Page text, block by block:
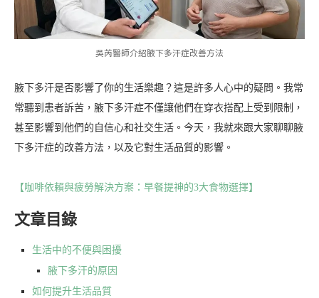
吳芮醫師介紹腋下多汗症改善方法
腋下多汗是否影響了你的生活樂趣？這是許多人心中的疑問。我常
常聽到患者訴苦，腋下多汗症不僅讓他們在穿衣搭配上受到限制，
甚至影響到他們的自信心和社交生活。今天，我就來跟大家聊聊腋
下多汗症的改善方法，以及它對生活品質的影響。
【咖啡依賴與疲勞解決方案：早餐提神的3大食物選擇】
文章目錄
生活中的不便與困擾
腋下多汗的原因
如何提升生活品質